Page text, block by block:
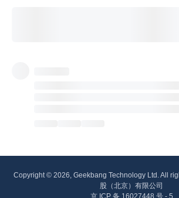
Copyright © 2026, Geekbang Technology Ltd. All
股（北京）有限公司
京 ICP 备 16027448 号 - 5